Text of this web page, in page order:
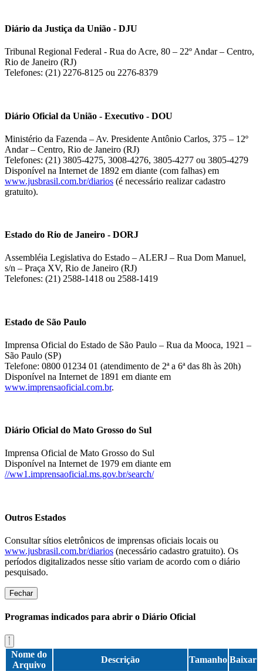
Diário da Justiça da União - DJU
Tribunal Regional Federal - Rua do Acre, 80 – 22º Andar – Centro,
Rio de Janeiro (RJ)
Telefones: (21) 2276-8125 ou 2276-8379
Diário Oficial da União - Executivo - DOU
Ministério da Fazenda – Av. Presidente Antônio Carlos, 375 – 12º
Andar – Centro, Rio de Janeiro (RJ)
Telefones: (21) 3805-4275, 3008-4276, 3805-4277 ou 3805-4279
Disponível na Internet de 1892 em diante (com falhas) em
www.jusbrasil.com.br/diarios (é necessário realizar cadastro
gratuito).
Estado do Rio de Janeiro - DORJ
Assembléia Legislativa do Estado – ALERJ – Rua Dom Manuel,
s/n – Praça XV, Rio de Janeiro (RJ)
Telefones: (21) 2588-1418 ou 2588-1419
Estado de São Paulo
Imprensa Oficial do Estado de São Paulo – Rua da Mooca, 1921 –
São Paulo (SP)
Telefone: 0800 01234 01 (atendimento de 2ª a 6ª das 8h às 20h)
Disponível na Internet de 1891 em diante em
www.imprensaoficial.com.br.
Diário Oficial do Mato Grosso do Sul
Imprensa Oficial de Mato Grosso do Sul
Disponível na Internet de 1979 em diante em
//ww1.imprensaoficial.ms.gov.br/search/
Outros Estados
Consultar sítios eletrônicos de imprensas oficiais locais ou
www.jusbrasil.com.br/diarios (necessário cadastro gratuito). Os
períodos digitalizados nesse sítio variam de acordo com o diário
pesquisado.
Fechar
Programas indicados para abrir o Diário Oficial
Nome do
Arquivo
Descrição Tamanho Baixar